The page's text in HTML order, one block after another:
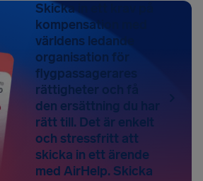
Skicka in ett krav på
kompensation med
världens ledande
organisation för
flygpassagerares
rättigheter och få
den ersättning du har
rätt till. Det är enkelt
och stressfritt att
skicka in ett ärende
med AirHelp. Skicka